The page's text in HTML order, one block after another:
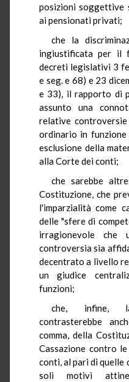
posizioni soggettive
ai pensionati privati;
che la
ingiustificata per il
decreti legislativi 3
e seg. e 68) e 23
e 33), il rapporto di
assunto una
relative
ordinario in
esclusione della
alla Corte dei conti;
che sarebbe
Costituzione, che
l'imparzialità come
delle "sfere di
irragionevole che
controversia sia
decentrato a livello
un giudice
funzioni;
che, infine,
contrasterebbe
comma, della
Cassazione contro
conti, al pari di quelle
soli motivi